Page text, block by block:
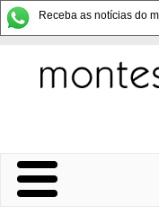
Receba as notícias do